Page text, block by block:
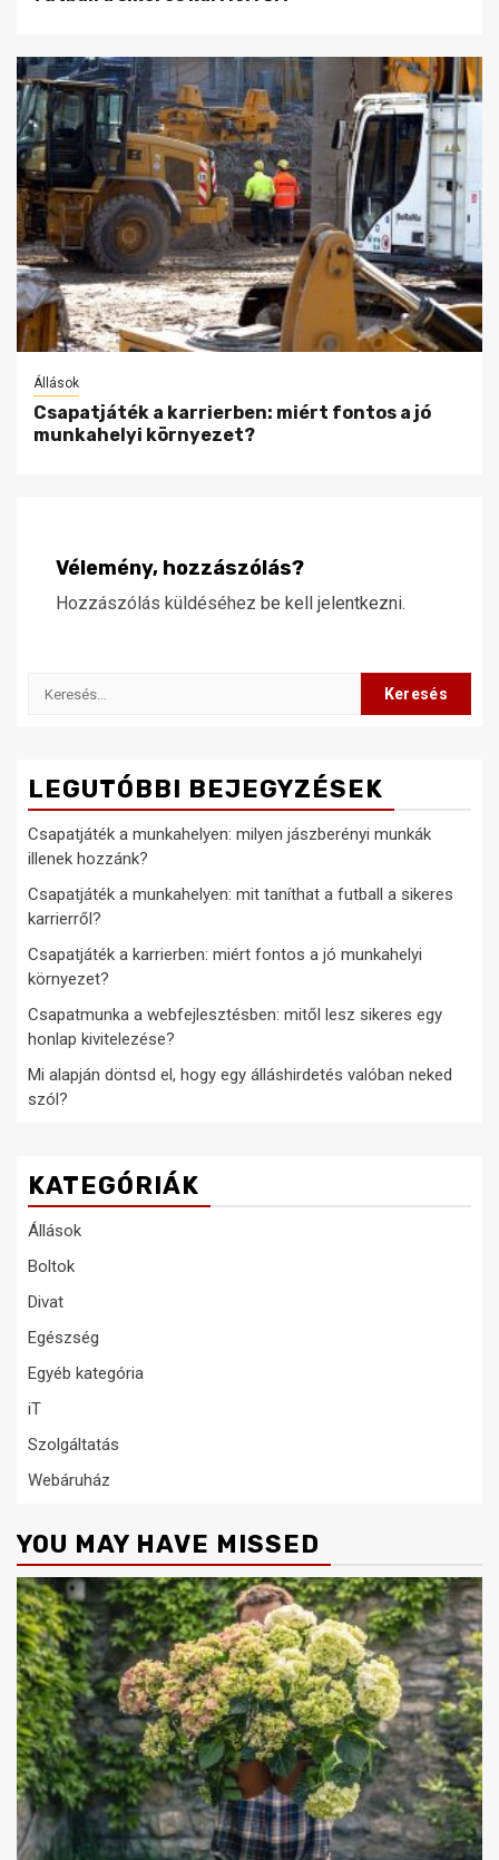
Állások
Csapatjáték a karrierben: miért fontos a jó
munkahelyi környezet?
Vélemény, hozzászólás?
Hozzászólás küldéséhez be kell jelentkezni.
Keresés:
LEGUTÓBBI BEJEGYZÉSEK
Csapatjáték a munkahelyen: milyen jászberényi munkák
illenek hozzánk?
Csapatjáték a munkahelyen: mit taníthat a futball a sikeres
karrierről?
Csapatjáték a karrierben: miért fontos a jó munkahelyi
környezet?
Csapatmunka a webfejlesztésben: mitől lesz sikeres egy
honlap kivitelezése?
Mi alapján döntsd el, hogy egy álláshirdetés valóban neked
szól?
KATEGÓRIÁK
Állások
Boltok
Divat
Egészség
Egyéb kategória
iT
Szolgáltatás
Webáruház
YOU MAY HAVE MISSED